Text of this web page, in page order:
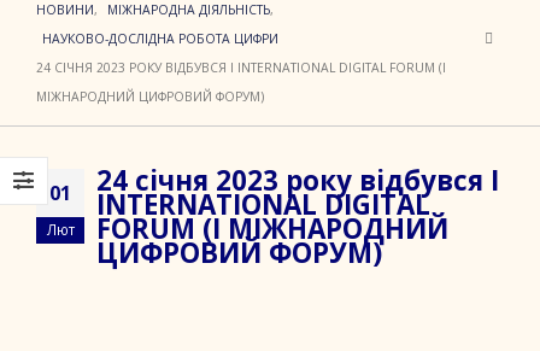
НОВИНИ, МІЖНАРОДНА ДІЯЛЬНІСТЬ,
НАУКОВО-ДОСЛІДНА РОБОТА ЦИФРИ
24 СІЧНЯ 2023 РОКУ ВІДБУВСЯ I INTERNATIONAL DIGITAL FORUM (І
МІЖНАРОДНИЙ ЦИФРОВИЙ ФОРУМ)
01
Лют
24 січня 2023 року відбувся I
INTERNATIONAL DIGITAL
FORUM (І МІЖНАРОДНИЙ
ЦИФРОВИЙ ФОРУМ)